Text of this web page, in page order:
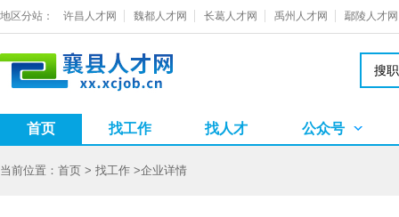
地区分站： 许昌人才网 魏都人才网 长葛人才网 禹州人才网 鄢陵人才网
搜
首页 找工作 找人才 公众号
当前位置： 首页 > 找工作 >企业详情